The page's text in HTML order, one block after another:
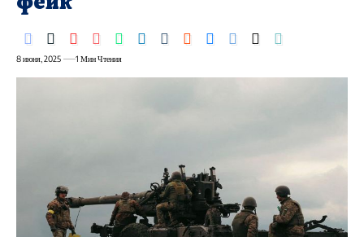
8 июня, 2025 1 Мин Чтения